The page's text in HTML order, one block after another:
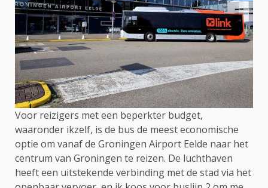
Voor reizigers met een beperkter budget,
waaronder ikzelf, is de bus de meest economische
optie om vanaf de Groningen Airport Eelde naar het
centrum van Groningen te reizen. De luchthaven
heeft een uitstekende verbinding met de stad via het